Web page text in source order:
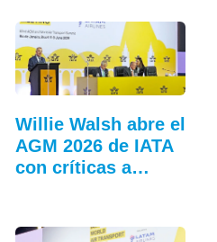
Willie Walsh abre el
AGM 2026 de IATA
con críticas a…